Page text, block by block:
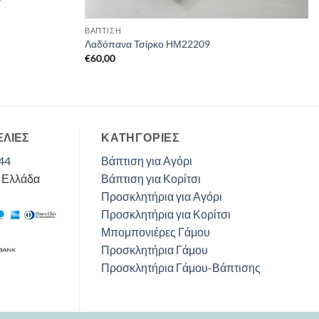
ΒΑΠΤΙΣΗ
Λαδόπανα Τσίρκο ΗΜ22209
€60,00
ΚΑΤΗΓΟΡΊΕΣ
Βάπτιση για Αγόρι
Βάπτιση για Κορίτσι
Προσκλητήρια για Αγόρι
Προσκλητήρια για Κορίτσι
Μπομπονιέρες Γάμου
Προσκλητήρια Γάμου
Προσκλητήρια Γάμου-Βάπτισης